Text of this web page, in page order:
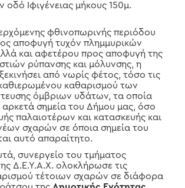
οδό Ιφιγένειας μήκους 150μ.
φθινοπωρινής περιόδου
αποφυγή τυχόν πλημμυρικών
και αφετέρου προς αποφυγή της
ρύπανσης και μόλυνσης, η
από νωρίς φέτος, τόσο τις
καθαρισμού των
όμβριων υδάτων, τα οποία
αρκετά σημεία του Δήμου μας, όσο
παλαιοτέρων και κατασκευής και
σχαρών σε όποια σημεία του
αυτό απαραίτητο.
συνεργείο του τμήματος
Δ.Ε.Υ.Α.Χ. ολοκλήρωσε τις
τέτοιων σχαρών σε διάφορα